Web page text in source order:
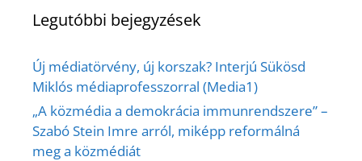
Legutóbbi bejegyzések
Új médiatörvény, új korszak? Interjú Sükösd
Miklós médiaprofesszorral (Media1)
„A közmédia a demokrácia immunrendszere” –
Szabó Stein Imre arról, miképp reformálná
meg a közmédiát